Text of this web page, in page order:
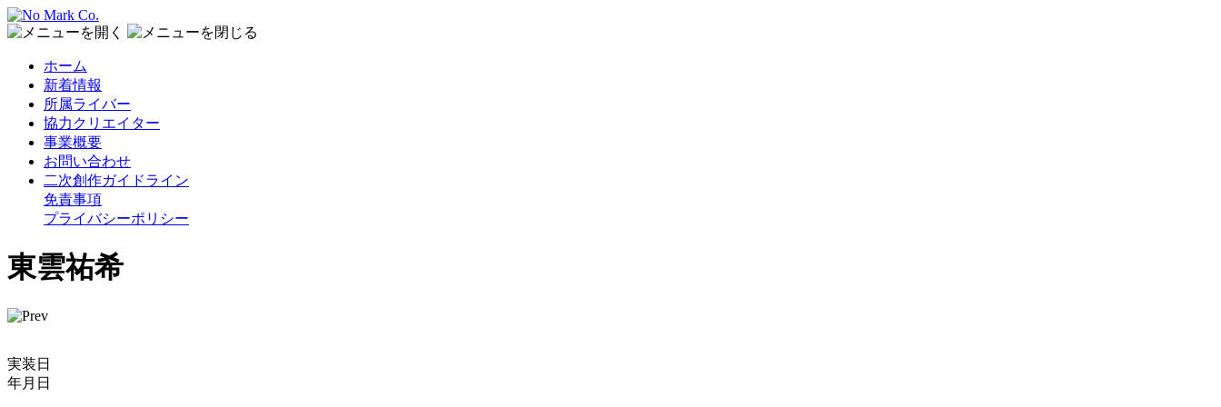
ホーム
新着情報
所属ライバー
協力クリエイター
事業概要
お問い合わせ
二次創作ガイドライン
免責事項
プライバシーポリシー
東雲祐希
実装日
年月日